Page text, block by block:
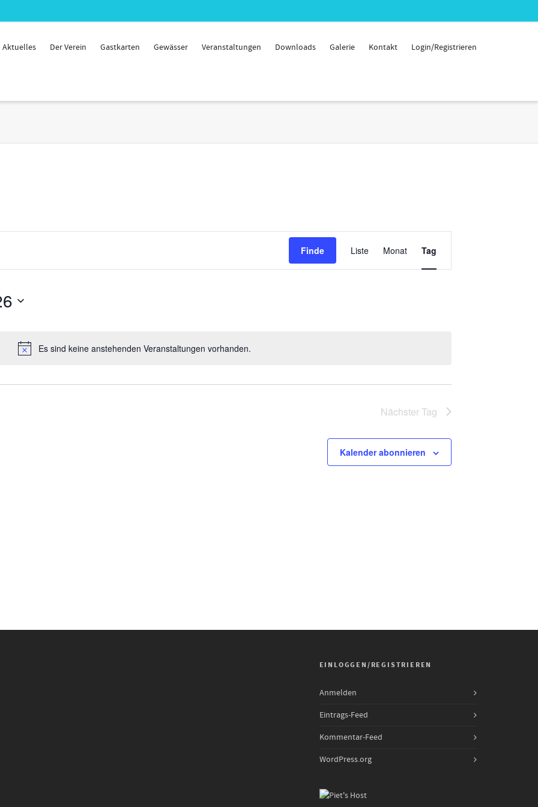
Aktuelles Der Verein Gastkarten Gewässer Veranstaltungen Downloads Galerie Kontakt Login/Registrieren
Es sind keine anstehenden Veranstaltungen vorhanden.
Finde
Ansichten-
Navigation
Liste Monat Tag
Nächster Tag
Kalender abonnieren
EINLOGGEN/REGISTRIEREN
Anmelden
Eintrags-Feed
Kommentar-Feed
WordPress.org